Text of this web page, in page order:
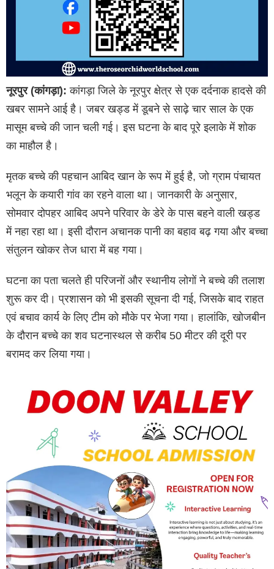
नूरपुर (कांगड़ा): कांगड़ा जिले के नूरपुर क्षेत्र से एक दर्दनाक हादसे की
खबर सामने आई है। जबर खड्ड में डूबने से साढ़े चार साल के एक
मासूम बच्चे की जान चली गई। इस घटना के बाद पूरे इलाके में शोक
का माहौल है।
मृतक बच्चे की पहचान आबिद खान के रूप में हुई है, जो ग्राम पंचायत
भलून के कयारी गांव का रहने वाला था। जानकारी के अनुसार,
सोमवार दोपहर आबिद अपने परिवार के डेरे के पास बहने वाली खड्ड
में नहा रहा था। इसी दौरान अचानक पानी का बहाव बढ़ गया और बच्चा
संतुलन खोकर तेज धारा में बह गया।
घटना का पता चलते ही परिजनों और स्थानीय लोगों ने बच्चे की तलाश
शुरू कर दी। प्रशासन को भी इसकी सूचना दी गई, जिसके बाद राहत
एवं बचाव कार्य के लिए टीम को मौके पर भेजा गया। हालांकि, खोजबीन
के दौरान बच्चे का शव घटनास्थल से करीब 50 मीटर की दूरी पर
बरामद कर लिया गया।